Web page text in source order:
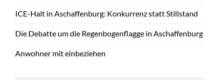
ICE-Halt in Aschaffenburg: Konkurrenz statt Stillstand
Die Debatte um die Regenbogenflagge in Aschaffenburg
Anwohner mit einbeziehen